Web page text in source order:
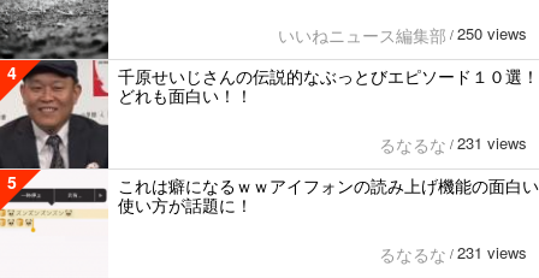
いいねニュース編集部 / 250 views
4
千原せいじさんの伝説的なぶっとびエピソード１０選！
どれも面白い！！
るなるな / 231 views
5
これは癖になるｗｗアイフォンの読み上げ機能の面白い
使い方が話題に！
るなるな / 231 views